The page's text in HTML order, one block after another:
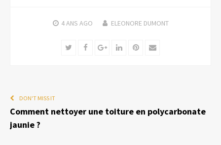
4 ANS AGO ELEONORE DUMONT
TwitterFacebookGoogle+LinkedInPinterest
Email
DON'T MISS IT
Comment nettoyer une toiture en polycarbonate
jaunie ?